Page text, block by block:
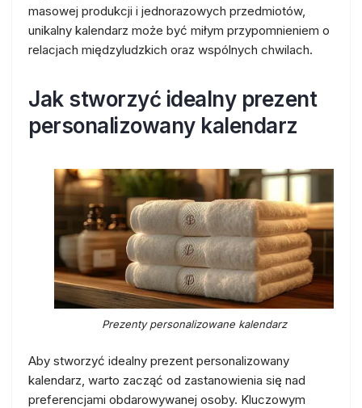
masowej produkcji i jednorazowych przedmiotów,
unikalny kalendarz może być miłym przypomnieniem o
relacjach międzyludzkich oraz wspólnych chwilach.
Jak stworzyć idealny prezent
personalizowany kalendarz
Prezenty personalizowane kalendarz
Aby stworzyć idealny prezent personalizowany
kalendarz, warto zacząć od zastanowienia się nad
preferencjami obdarowywanej osoby. Kluczowym